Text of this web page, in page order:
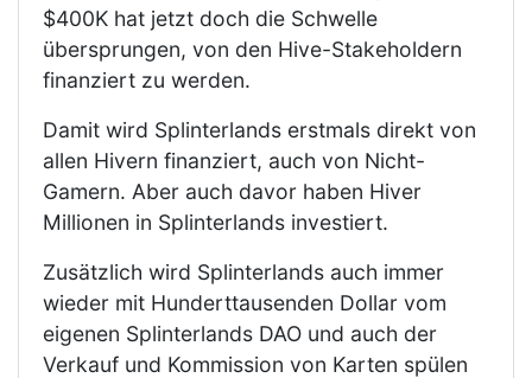
$400K hat jetzt doch die Schwelle
übersprungen, von den Hive-Stakeholdern
finanziert zu werden.
Damit wird Splinterlands erstmals direkt von
allen Hivern finanziert, auch von Nicht-
Gamern. Aber auch davor haben Hiver
Millionen in Splinterlands investiert.
Zusätzlich wird Splinterlands auch immer
wieder mit Hunderttausenden Dollar vom
eigenen Splinterlands DAO und auch der
Verkauf und Kommission von Karten spülen